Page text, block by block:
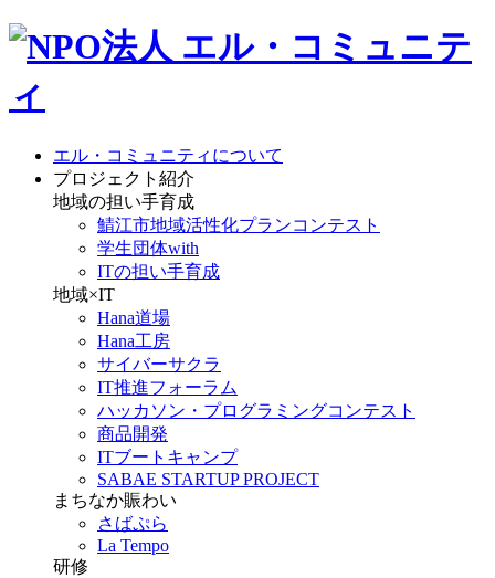
エル・コミュニティについて
プロジェクト紹介
地域の担い手育成
鯖江市地域活性化プランコンテスト
学生団体with
ITの担い手育成
地域×IT
Hana道場
Hana工房
サイバーサクラ
IT推進フォーラム
ハッカソン・プログラミングコンテスト
商品開発
ITブートキャンプ
SABAE STARTUP PROJECT
まちなか賑わい
さばぷら
La Tempo
研修